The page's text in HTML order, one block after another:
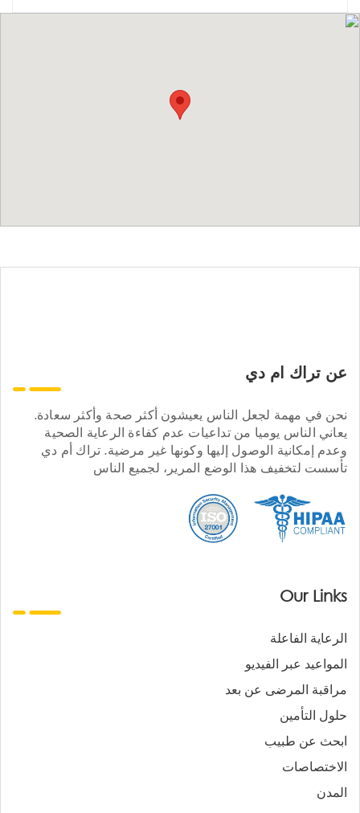
عن تراك ام دي
نحن في مهمة لجعل الناس يعيشون أكثر صحة وأكثر سعادة.
يعاني الناس يوميا من تداعيات عدم كفاءة الرعاية الصحية
وعدم إمكانية الوصول إليها وكونها غير مرضية. تراك أم دي
تأسست لتخفيف هذا الوضع المرير، لجميع الناس
Our Links
الرعاية الفاعلة
المواعيد عبر الفيديو
مراقبة المرضى عن بعد
حلول التأمين
ابحث عن طبيب
الاختصاصات
المدن